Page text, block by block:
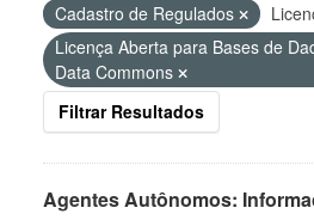
Cadastro de Regulados
Licença Aberta para Bases de
Data Commons
Filtrar Resultados
Agentes Autônomos: